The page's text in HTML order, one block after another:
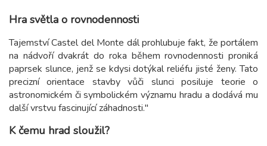
Hra světla o rovnodennosti
Tajemství Castel del Monte dál prohlubuje fakt, že portálem
na nádvoří dvakrát do roka během rovnodennosti proniká
paprsek slunce, jenž se kdysi dotýkal reliéfu jisté ženy. Tato
precizní orientace stavby vůči slunci posiluje teorie o
astronomickém či symbolickém významu hradu a dodává mu
další vrstvu fascinující záhadnosti."
K čemu hrad sloužil?